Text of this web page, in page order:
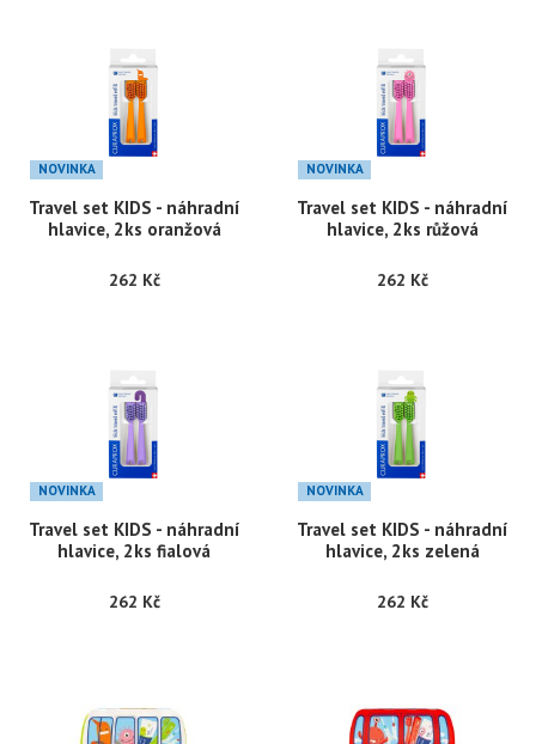
NOVINKA
Travel set KIDS - náhradní
hlavice, 2ks oranžová
262 Kč
NOVINKA
Travel set KIDS - náhradní
hlavice, 2ks růžová
262 Kč
NOVINKA
Travel set KIDS - náhradní
hlavice, 2ks fialová
262 Kč
NOVINKA
Travel set KIDS - náhradní
hlavice, 2ks zelená
262 Kč